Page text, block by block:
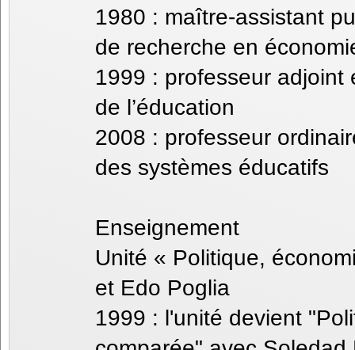
1980 : maître-assistant
de recherche en
1999 : professeur adjoint
de l’éducation
2008 : professeur
des systèmes éducatifs
Enseignement
Unité « Politique,
et Edo Poglia
1999 : l'unité devient